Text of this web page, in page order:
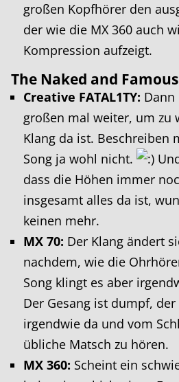
großen Kopfhörer den
der wie die MX 360 auch
Kompression aufzeigt.
The Naked and
Creative FATAL1TY:
großen mal weiter, um zu
Klang da ist. Beschreiben
Song ja wohl nicht.
dass die Höhen immer
insgesamt alles da ist,
keinen mehr.
MX 70: Der Klang ändert
nachdem, wie die
Song klingt es aber
Der Gesang ist dumpf, der
irgendwie da und vom
übliche Matsch zu hören.
MX 360: Scheint ein